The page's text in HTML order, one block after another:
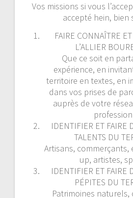
Vos missions si vous
accepté hein,
FAIRE CONNAÎTRE
L’ALLIER
Que ce soit en
expérience, en
territoire en textes, en
dans vos prises de
auprès de votre
IDENTIFIER ET FAIRE
TALENTS DU
Artisans,
up, artistes,
IDENTIFIER ET FAIRE
PÉPITES DU
Patrimoines